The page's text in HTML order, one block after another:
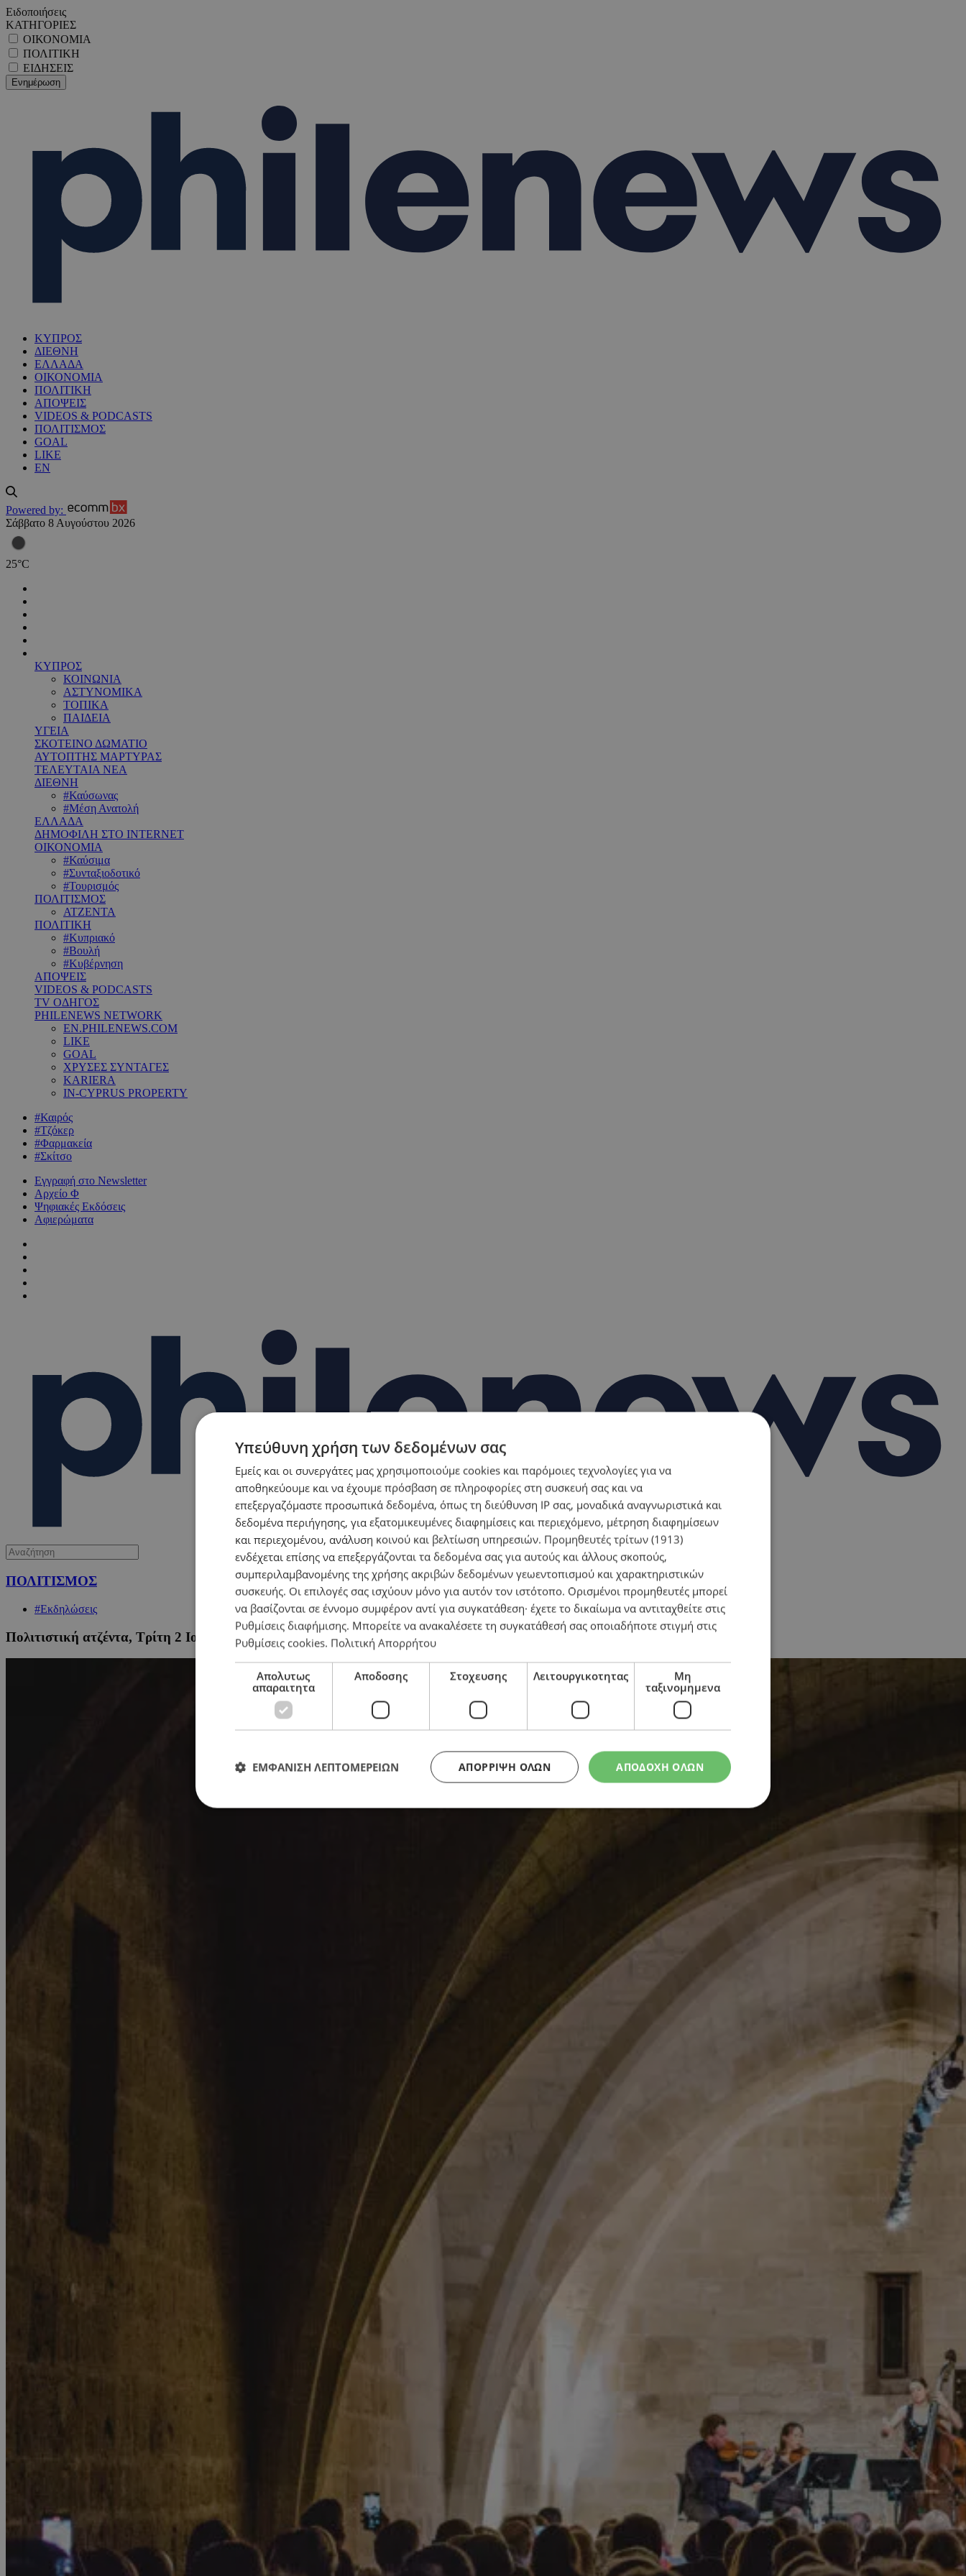
Ειδοποιήσεις
ΚΑΤΗΓΟΡΙΕΣ
ΟΙΚΟΝΟΜΙΑ
ΠΟΛΙΤΙΚΗ
ΕΙΔΗΣΕΙΣ
ΚΥΠΡΟΣ
ΔΙΕΘΝΗ
ΕΛΛΑΔΑ
ΟΙΚΟΝΟΜΙΑ
ΠΟΛΙΤΙΚΗ
ΑΠΟΨΕΙΣ
VIDEOS & PODCASTS
ΠΟΛΙΤΙΣΜΟΣ
GOAL
LIKE
EN
Powered by:
Σάββατο 8 Αυγούστου 2026
25°C
ΚΥΠΡΟΣ
ΚΟΙΝΩΝΙΑ
ΑΣΤΥΝΟΜΙΚΑ
ΤΟΠΙΚΑ
ΠΑΙΔΕΙΑ
ΥΓΕΙΑ
ΣΚΟΤΕΙΝΟ ΔΩΜΑΤΙΟ
ΑΥΤΟΠΤΗΣ ΜΑΡΤΥΡΑΣ
ΤΕΛΕΥΤΑΙΑ ΝΕΑ
ΔΙΕΘΝΗ
#Καύσωνας
#Μέση Ανατολή
ΕΛΛΑΔΑ
ΔΗΜΟΦΙΛΗ ΣΤΟ INTERNET
ΟΙΚΟΝΟΜΙΑ
#Καύσιμα
#Συνταξιοδοτικό
#Τουρισμός
ΠΟΛΙΤΙΣΜΟΣ
ΑΤΖΕΝΤΑ
ΠΟΛΙΤΙΚΗ
#Κυπριακό
#Βουλή
#Κυβέρνηση
ΑΠΟΨΕΙΣ
VIDEOS & PODCASTS
TV ΟΔΗΓΟΣ
PHILENEWS NETWORK
EN.PHILENEWS.COM
LIKE
GOAL
ΧΡΥΣΕΣ ΣΥΝΤΑΓΕΣ
KARIERA
IN-CYPRUS PROPERTY
#Καιρός
#Τζόκερ
#Φαρμακεία
#Σκίτσο
Εγγραφή στο Newsletter
Αρχείο Φ
Ψηφιακές Εκδόσεις
Αφιερώματα
ΠΟΛΙΤΙΣΜΟΣ
#Εκδηλώσεις
Πολιτιστική ατζέντα, Τρίτη 2 Ιουνίου
Υπεύθυνη χρήση των δεδομένων σας
Εμείς και οι συνεργάτες μας χρησιμοποιούμε cookies και παρόμοιες τεχνολογίες για να
αποθηκεύουμε και να έχουμε πρόσβαση σε πληροφορίες στη συσκευή σας και να
επεξεργαζόμαστε προσωπικά δεδομένα, όπως τη διεύθυνση IP σας, μοναδικά αναγνωριστικά και
δεδομένα περιήγησης, για εξατομικευμένες διαφημίσεις και περιεχόμενο, μέτρηση διαφημίσεων
και περιεχομένου, ανάλυση κοινού και βελτίωση υπηρεσιών. Προμηθευτές τρίτων (1913)
ενδέχεται επίσης να επεξεργάζονται τα δεδομένα σας για αυτούς και άλλους σκοπούς,
συμπεριλαμβανομένης της χρήσης ακριβών δεδομένων γεωεντοπισμού και χαρακτηριστικών
συσκευής. Οι επιλογές σας ισχύουν μόνο για αυτόν τον ιστότοπο. Ορισμένοι προμηθευτές μπορεί
να βασίζονται σε έννομο συμφέρον αντί για συγκατάθεση· έχετε το δικαίωμα να αντιταχθείτε στις
Ρυθμίσεις διαφήμισης. Μπορείτε να ανακαλέσετε τη συγκατάθεσή σας οποιαδήποτε στιγμή στις
Ρυθμίσεις cookies. Πολιτική Απορρήτου
Απολυτως
απαραιτητα
Αποδοσης Στοχευσης Λειτουργικοτητας
Μη
ταξινομημενα
ΑΠΟΔΟΧΗ ΟΛΩΝ
ΑΠΌΡΡΙΨΗ ΌΛΩΝ
ΕΜΦΑΝΙΣΗ ΛΕΠΤΟΜΕΡΕΙΩΝ